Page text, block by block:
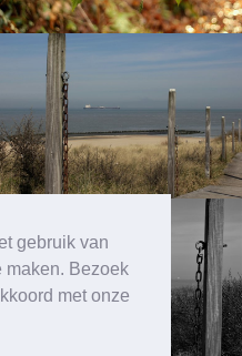
gebruik van
maken. Bezoek
met onze